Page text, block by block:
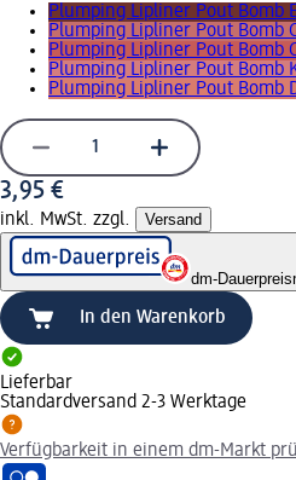
Plumping Lipliner Pout Bomb
Plumping Lipliner Pout Bomb
Plumping Lipliner Pout Bomb
Plumping Lipliner Pout Bomb
Plumping Lipliner Pout Bomb
3,95 €
inkl. MwSt. zzgl. Versand
dm-Dauerpreis
In den Warenkorb
Lieferbar
Standardversand 2-3 Werktage
Verfügbarkeit in einem dm-Markt